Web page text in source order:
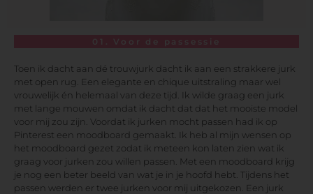
01. Voor de passessie
Toen ik dacht aan dé trouwjurk dacht ik aan een strakkere jurk
met open rug. Een elegante en chique uitstraling maar wel
vrouwelijk én helemaal van deze tijd. Ik wilde graag een jurk
met lange mouwen omdat ik dacht dat dat het mooiste model
voor mij zou zijn. Voordat ik jurken mocht passen had ik op
Pinterest een moodboard gemaakt. Ik heb al mijn wensen op
het moodboard gezet zodat ik meteen kon laten zien wat ik
graag voor jurken zou willen passen. Met een moodboard krijg
je nog een beter beeld van wat je in je hoofd hebt. Tijdens het
passen werden er twee jurken voor mij uitgekozen. Een jurk